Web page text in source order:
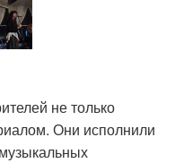
не только
Они исполнили